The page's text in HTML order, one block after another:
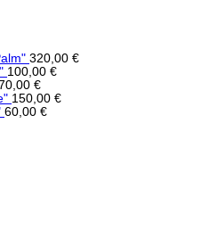
320,00 €
100,00 €
€
150,00 €
60,00 €